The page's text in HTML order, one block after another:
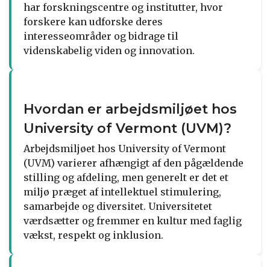
har forskningscentre og institutter, hvor
forskere kan udforske deres
interesseområder og bidrage til
videnskabelig viden og innovation.
Hvordan er arbejdsmiljøet hos
University of Vermont (UVM)?
Arbejdsmiljøet hos University of Vermont
(UVM) varierer afhængigt af den pågældende
stilling og afdeling, men generelt er det et
miljø præget af intellektuel stimulering,
samarbejde og diversitet. Universitetet
værdsætter og fremmer en kultur med faglig
vækst, respekt og inklusion.